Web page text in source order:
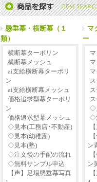
懸垂幕・横断幕（１
類）
横断幕ターポリン
横断幕メッシュ
ai支給横断幕ターポリ
ン
ai支給横断幕メッシュ
価格追求型幕ターポリ
ン
価格追求型幕メッシュ
◇見本(工務店･不動産)
◇見本(幼稚園)
◇見本(塾)
◇注文後の手配の流れ
◇無料サンプル申込
【声】足場懸垂幕写真
マ
ー
◇
◇
ン
ン